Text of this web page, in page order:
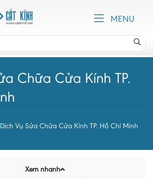
MENU
Chữa Cửa Kính TP.
Dịch Vụ Sửa Chữa Cửa Kính TP. Hồ Chí Minh
Xem nhanh